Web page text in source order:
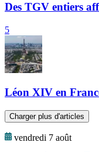
Des TGV entiers
5
Léon XIV en
Charger plus d'articles
vendredi 7 août